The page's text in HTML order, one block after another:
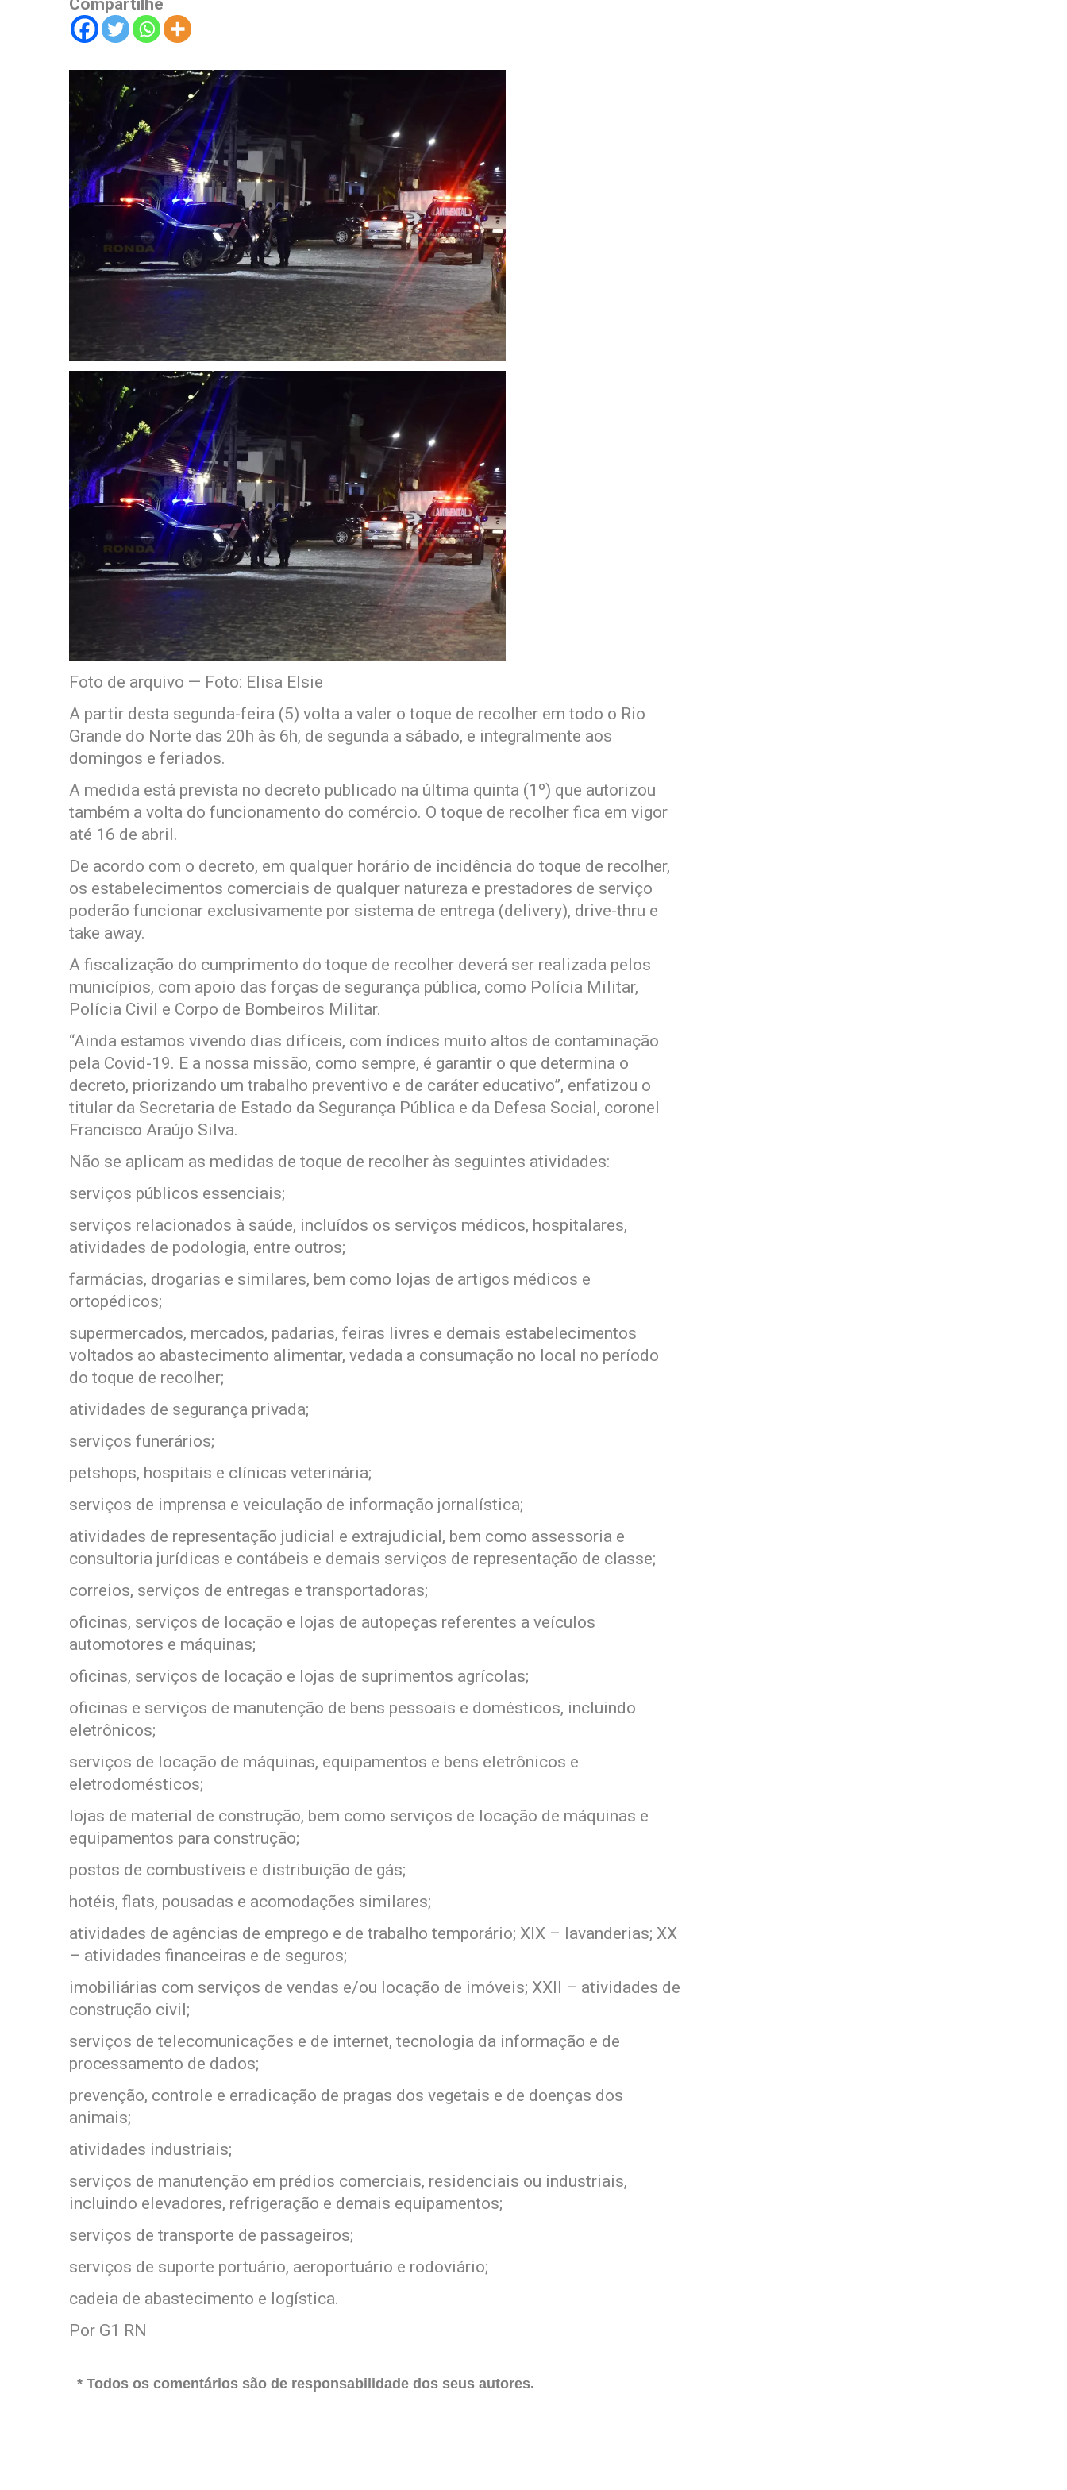
Compartilhe
Foto de arquivo — Foto: Elisa Elsie
A partir desta segunda-feira (5) volta a valer o toque de recolher em todo o Rio
Grande do Norte das 20h às 6h, de segunda a sábado, e integralmente aos
domingos e feriados.
A medida está prevista no decreto publicado na última quinta (1º) que autorizou
também a volta do funcionamento do comércio. O toque de recolher fica em vigor
até 16 de abril.
De acordo com o decreto, em qualquer horário de incidência do toque de recolher,
os estabelecimentos comerciais de qualquer natureza e prestadores de serviço
poderão funcionar exclusivamente por sistema de entrega (delivery), drive-thru e
take away.
A fiscalização do cumprimento do toque de recolher deverá ser realizada pelos
municípios, com apoio das forças de segurança pública, como Polícia Militar,
Polícia Civil e Corpo de Bombeiros Militar.
“Ainda estamos vivendo dias difíceis, com índices muito altos de contaminação
pela Covid-19. E a nossa missão, como sempre, é garantir o que determina o
decreto, priorizando um trabalho preventivo e de caráter educativo”, enfatizou o
titular da Secretaria de Estado da Segurança Pública e da Defesa Social, coronel
Francisco Araújo Silva.
Não se aplicam as medidas de toque de recolher às seguintes atividades:
serviços públicos essenciais;
serviços relacionados à saúde, incluídos os serviços médicos, hospitalares,
atividades de podologia, entre outros;
farmácias, drogarias e similares, bem como lojas de artigos médicos e
ortopédicos;
supermercados, mercados, padarias, feiras livres e demais estabelecimentos
voltados ao abastecimento alimentar, vedada a consumação no local no período
do toque de recolher;
atividades de segurança privada;
serviços funerários;
petshops, hospitais e clínicas veterinária;
serviços de imprensa e veiculação de informação jornalística;
atividades de representação judicial e extrajudicial, bem como assessoria e
consultoria jurídicas e contábeis e demais serviços de representação de classe;
correios, serviços de entregas e transportadoras;
oficinas, serviços de locação e lojas de autopeças referentes a veículos
automotores e máquinas;
oficinas, serviços de locação e lojas de suprimentos agrícolas;
oficinas e serviços de manutenção de bens pessoais e domésticos, incluindo
eletrônicos;
serviços de locação de máquinas, equipamentos e bens eletrônicos e
eletrodomésticos;
lojas de material de construção, bem como serviços de locação de máquinas e
equipamentos para construção;
postos de combustíveis e distribuição de gás;
hotéis, flats, pousadas e acomodações similares;
atividades de agências de emprego e de trabalho temporário; XIX – lavanderias; XX
– atividades financeiras e de seguros;
imobiliárias com serviços de vendas e/ou locação de imóveis; XXII – atividades de
construção civil;
serviços de telecomunicações e de internet, tecnologia da informação e de
processamento de dados;
prevenção, controle e erradicação de pragas dos vegetais e de doenças dos
animais;
atividades industriais;
serviços de manutenção em prédios comerciais, residenciais ou industriais,
incluindo elevadores, refrigeração e demais equipamentos;
serviços de transporte de passageiros;
serviços de suporte portuário, aeroportuário e rodoviário;
cadeia de abastecimento e logística.
Por G1 RN
* Todos os comentários são de responsabilidade dos seus autores.